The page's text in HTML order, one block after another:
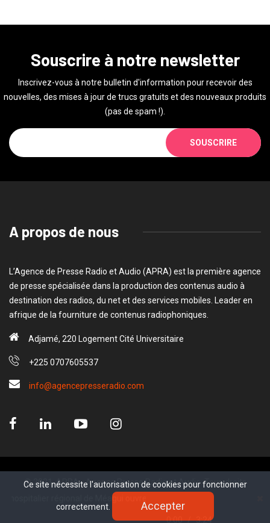
régional de Méagui ouvre ses portes.
0:00 / 3:24
Ce site nécessite l'autorisation de cookies pour fonctionner
correctement. Accepter
Souscrire à notre newsletter
Inscrivez-vous à notre bulletin d'information pour recevoir des
nouvelles, des mises à jour de trucs gratuits et des nouveaux produits
(pas de spam !).
SOUSCRIRE
A propos de nous
L’Agence de Presse Radio et Audio (APRA) est la première agence
de presse spécialisée dans la production des contenus audio à
destination des radios, du net et des services mobiles. Leader en
afrique de la fourniture de contenus radiophoniques.
Adjamé, 220 Logement Cité Universitaire
+225 0707605537
info@agencepresseradio.com
© 2021, APRA - Agence Presse Radio et Audio. Tous droits
www.sectester.io
Ce site nécessite l'autorisation de cookies pour fonctionner
correctement. Accepter